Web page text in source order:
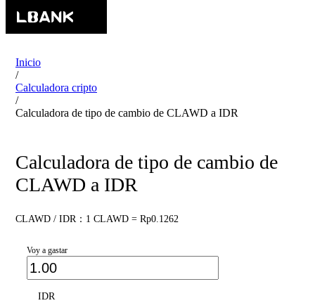
Inicio
/
Calculadora cripto
/
Calculadora de tipo de cambio de CLAWD a IDR
Calculadora de tipo de cambio de
CLAWD a IDR
CLAWD / IDR：1 CLAWD = Rp0.1262
Voy a gastar
IDR